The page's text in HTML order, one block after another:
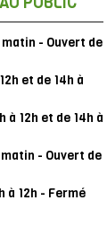
- Ouvert de
et de 14h à
à 12h et de 14h à
- Ouvert de
à 12h - Fermé